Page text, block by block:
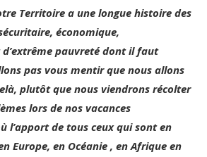
Territoire a une longue histoire des
économique,
pauvreté dont il faut
pas vous mentir que nous allons
plutôt que nous viendrons récolter
lors de nos vacances
l’apport de tous ceux qui sont en
Europe, en Océanie , en Afrique en